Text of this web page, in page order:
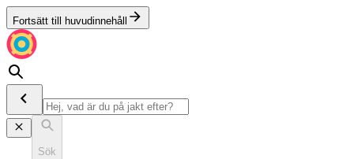
Fortsätt till huvudinnehåll
Sök